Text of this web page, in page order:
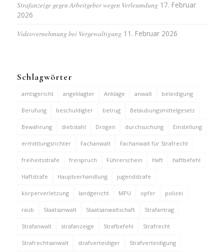
Strafanzeige gegen Arbeitgeber wegen Verleumdung 17. Februar
2026
Videovernehmung bei Vergewaltigung 11. Februar 2026
Schlagwörter
amtsgericht angeklagter Anklage anwalt beleidigung
Berufung beschuldigter betrug Betäubungsmittelgesetz
Bewährung diebstahl Drogen durchsuchung Einstellung
ermittlungsrichter Fachanwalt Fachanwalt für Strafrecht
freiheitsstrafe freispruch Führerschein Haft haftbefehl
Haftstrafe Hauptverhandlung jugendstrafe
körperverletzung landgericht MPU opfer polizei
raub Staatsanwalt Staatsanwaltschaft Strafantrag
Strafanwalt strafanzeige Strafbefehl Strafrecht
Strafrechtsanwalt strafverteidiger Strafverteidigung